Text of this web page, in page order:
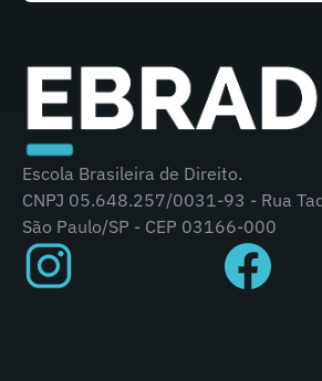
Escola Brasileira de Direito.
CNPJ 05.648.257/0031-93 - Rua
São Paulo/SP - CEP 03166-000